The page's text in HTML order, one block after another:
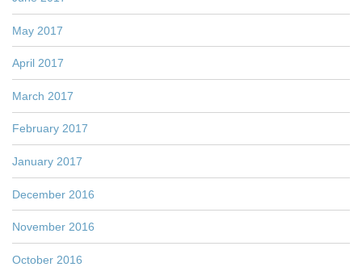
May 2017
April 2017
March 2017
February 2017
January 2017
December 2016
November 2016
October 2016